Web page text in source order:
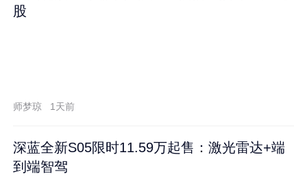
股
师梦琼 1天前
深蓝全新S05限时11.59万起售：激光雷达+端
到端智驾